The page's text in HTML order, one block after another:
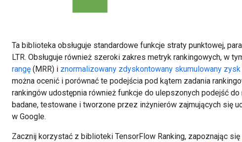
Ta biblioteka obsługuje standardowe funkcje straty punktowej,
LTR. Obsługuje również szeroki zakres metryk rankingowych, w
rangę (MRR) i znormalizowany zdyskontowany skumulowany zysk
można ocenić i porównać te podejścia pod kątem zadania
rankingów udostępnia również funkcje do ulepszonych podejść do
badane, testowane i tworzone przez inżynierów zajmujących się
w Google.
Zacznij korzystać z biblioteki TensorFlow Ranking, zapoznając się